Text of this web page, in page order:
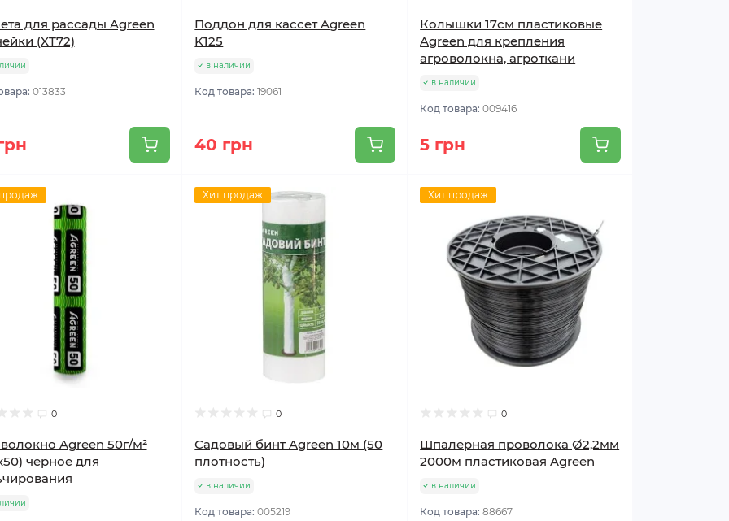
для рассады Agreen
(XT72)
013833
Поддон для кассет Agreen
K125
в наличии
Код товара:19061
40 грн
Колышки 17см пластиковые
Agreen для крепления
агроволокна, агроткани
в наличии
Код товара:009416
5 грн
0
Agreen 50г/м²
черное для
Хит продаж
0
Садовый бинт Agreen 10м (50
плотность)
в наличии
Код товара:005219
Хит продаж
0
Шпалерная проволока Ø2,2мм
2000м пластиковая Agreen
в наличии
Код товара:88667